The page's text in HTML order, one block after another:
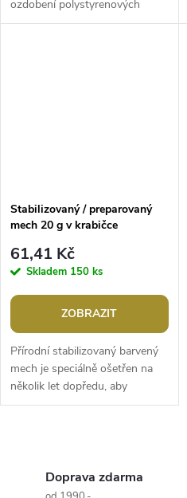
ozdobení polystyrenových
polotovarů, k výrobě věnců,
Stabilizovaný / preparovaný
mech 20 g v krabičce
61,41 Kč
Skladem 150 ks
ZOBRAZIT
Přírodní stabilizovaný barvený
mech je speciálně ošetřen na
několik let dopředu, aby
nepotřeboval žádnou vodu a
Doprava zdarma